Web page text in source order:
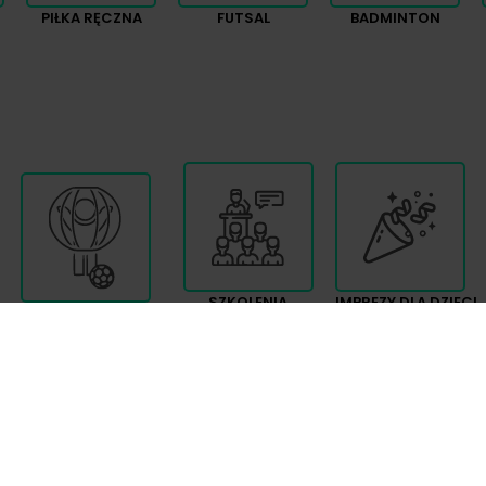
PIŁKA RĘCZNA FUTSAL BADMINTON
SZKOLENIA
IMPREZY DLA DZIECI